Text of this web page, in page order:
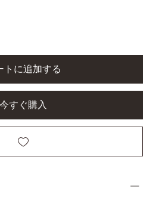
トに追加する
今すぐ購入